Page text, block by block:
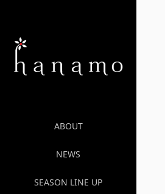
ABOUT
NEWS
SEASON LINE UP